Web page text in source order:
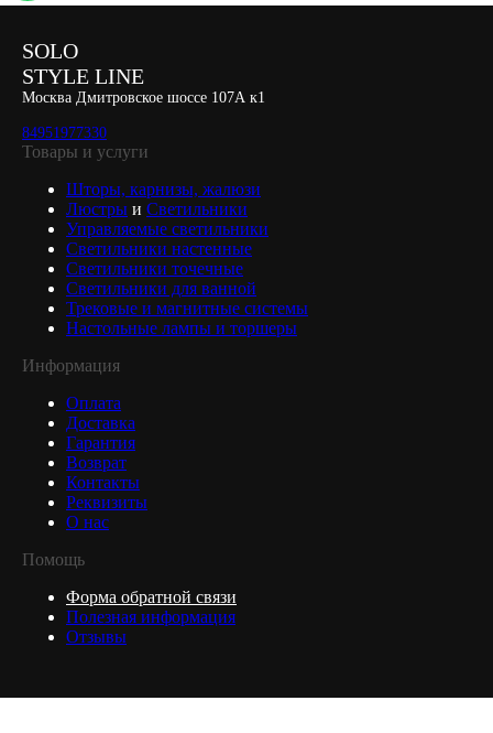
SOLO
STYLE LINE
Москва Дмитровское шоссе 107А к1
84951977330
Товары и услуги
Шторы, карнизы, жалюзи
Люстры и Светильники
Управляемые светильники
Светильники настенные
Светильники точечные
Светильники для ванной
Трековые и магнитные системы
Настольные лампы и торшеры
Информация
Оплата
Доставка
Гарантия
Возврат
Контакты
Реквизиты
О нас
Помощь
Форма обратной связи
Полезная информация
Отзывы